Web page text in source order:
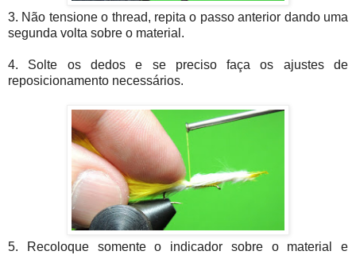
3. Não tensione o thread, repita o passo anterior dando uma
segunda volta sobre o material.
4. Solte os dedos e se preciso faça os ajustes de
reposicionamento necessários.
5. Recoloque somente o indicador sobre o material e